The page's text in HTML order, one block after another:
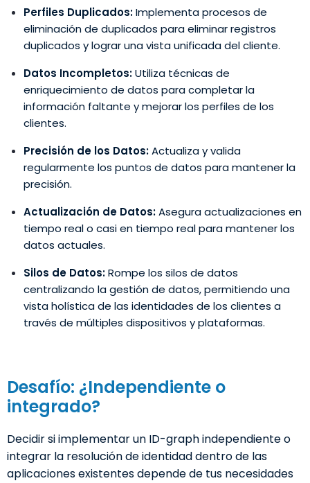
Perfiles Duplicados:Implementa procesos de
eliminación de duplicados para eliminar registros
duplicados y lograr una vista unificada del cliente.
Datos Incompletos:Utiliza técnicas de
enriquecimiento de datos para completar la
información faltante y mejorar los perfiles de los
clientes.
Precisión de los Datos:Actualiza y valida
regularmente los puntos de datos para mantener la
precisión.
Actualización de Datos:Asegura actualizaciones en
tiempo real o casi en tiempo real para mantener los
datos actuales.
Silos de Datos:Rompe los silos de datos
centralizando la gestión de datos, permitiendo una
vista holística de las identidades de los clientes a
través de múltiples dispositivos y plataformas.
Desafío: ¿Independiente o
integrado?
Decidir si implementar un ID-graph independiente o
integrar la resolución de identidad dentro de las
aplicaciones existentes depende de tus necesidades